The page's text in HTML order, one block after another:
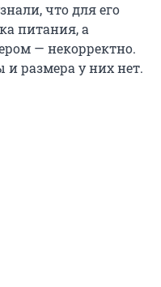
что для его
питания, а
— некорректно.
размера у них нет.